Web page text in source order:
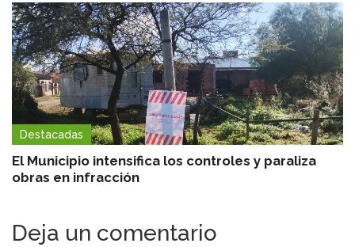
Destacadas
El Municipio intensifica los controles y paraliza
obras en infracción
Deja un comentario